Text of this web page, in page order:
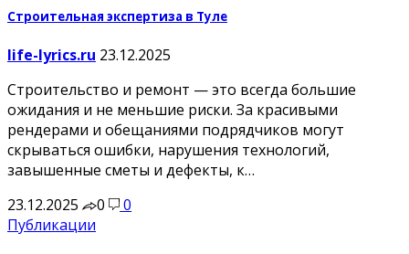
Строительная экспертиза в Туле
life-lyrics.ru 23.12.2025
Строительство и ремонт — это всегда большие
ожидания и не меньшие риски. За красивыми
рендерами и обещаниями подрядчиков могут
скрываться ошибки, нарушения технологий,
завышенные сметы и дефекты, к…
23.12.2025
0
0
Публикации